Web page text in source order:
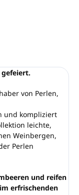
gefeiert.
von Perlen,
und kompliziert
leichte,
Weinbergen,
Perlen
und reifen
erfrischenden